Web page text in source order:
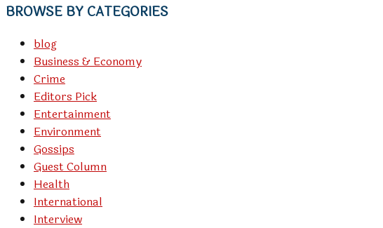
BROWSE BY CATEGORIES
blog
Business & Economy
Crime
Editors Pick
Entertainment
Environment
Gossips
Guest Column
Health
International
Interview